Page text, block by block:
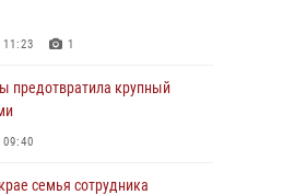
богослужении в Перми
участников преступной
1
предотвратила крупный
семья сотрудника